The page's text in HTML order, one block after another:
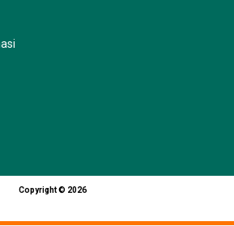
Copyright © 2026